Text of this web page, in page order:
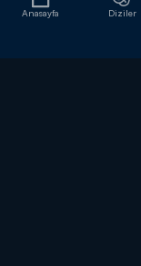
Anasayfa Diziler